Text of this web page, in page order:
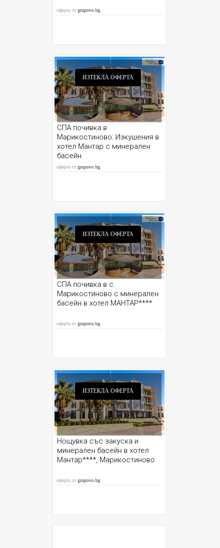
оферта отgrupovo.bg
ИЗТЕКЛА ОФЕРТА
СПА почивка в
Марикостиново: Изкушения в
хотел Мантар с минерален
басейн
оферта отgrupovo.bg
ИЗТЕКЛА ОФЕРТА
СПА почивка в с.
Марикостиново с минерален
басейн в хотел МАНТАР****
оферта отgrupovo.bg
ИЗТЕКЛА ОФЕРТА
Нощувка със закуска и
минерален басейн в хотел
Мантар****, Марикостиново
оферта отgrupovo.bg